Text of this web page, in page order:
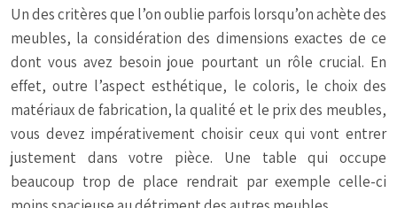
Un des critères que l’on oublie parfois lorsqu’on achète des
meubles, la considération des dimensions exactes de ce
dont vous avez besoin joue pourtant un rôle crucial. En
effet, outre l’aspect esthétique, le coloris, le choix des
matériaux de fabrication, la qualité et le prix des meubles,
vous devez impérativement choisir ceux qui vont entrer
justement dans votre pièce. Une table qui occupe
beaucoup trop de place rendrait par exemple celle-ci